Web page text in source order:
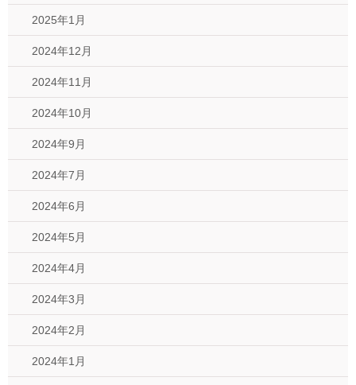
2025年1月
2024年12月
2024年11月
2024年10月
2024年9月
2024年7月
2024年6月
2024年5月
2024年4月
2024年3月
2024年2月
2024年1月